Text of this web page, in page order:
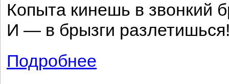
Копыта кинешь в звонкий
И — в брызги
Подробнее